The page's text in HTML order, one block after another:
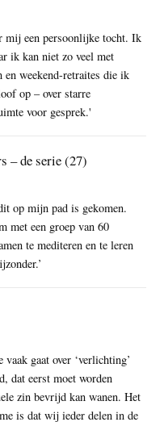
mij een persoonlijke tocht. Ik
ik kan niet zo veel met
en weekend-retraites die ik
op – over starre
voor gesprek.'
– de serie (27)
op mijn pad is gekomen.
met een groep van 60
te mediteren en te leren
gaat over ‘verlichting’
dat eerst moet worden
zin bevrijd kan wanen. Het
is dat wij ieder delen in de